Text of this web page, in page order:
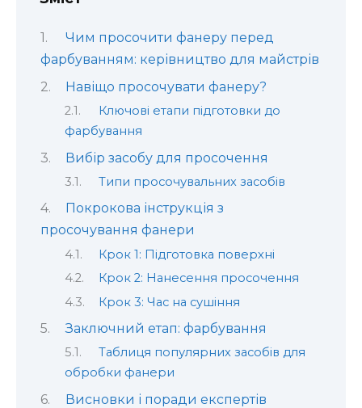
Чим просочити фанеру перед
фарбуванням: керівництво для майстрів
Навіщо просочувати фанеру?
Ключові етапи підготовки до
фарбування
Вибір засобу для просочення
Типи просочувальних засобів
Покрокова інструкція з
просочування фанери
Крок 1: Підготовка поверхні
Крок 2: Нанесення просочення
Крок 3: Час на сушіння
Заключний етап: фарбування
Таблиця популярних засобів для
обробки фанери
Висновки і поради експертів